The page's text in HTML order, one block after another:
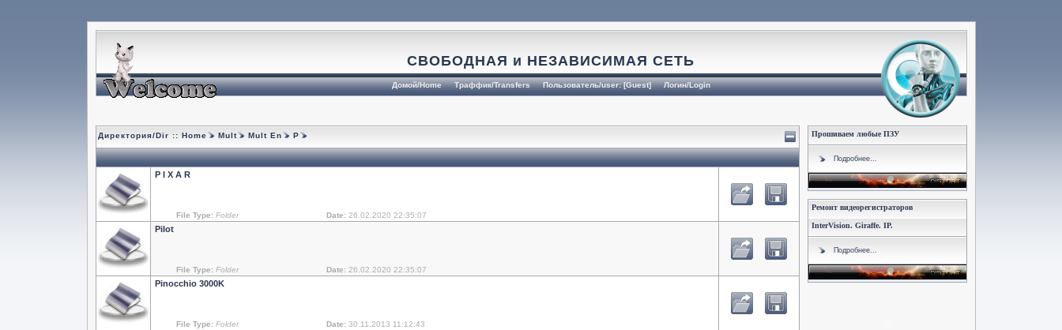
СВОБОДНАЯ и НЕЗАВИСИМАЯ СЕТЬ
Домой/Home Траффик/Transfers Пользователь/user: [Guest] Логин/Login
Директория/Dir :: Home Mult Mult En P
P I X A R
File Type: Folder Date:26.02.2020 22:35:07
Pilot
File Type: Folder Date:26.02.2020 22:35:07
Pinocchio 3000K
File Type: Folder Date:30.11.2013 11:12:43
Прошиваем любые ПЗУ
Подробнее...
Ремонт видеорегистраторов
InterVision. Giraffe. IP.
Подробнее...